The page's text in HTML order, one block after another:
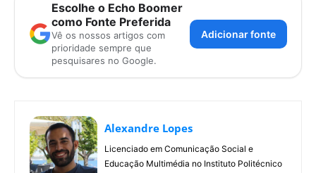
Escolhe o Echo Boomer
como Fonte Preferida
Vê os nossos artigos com
prioridade sempre que
pesquisares no Google.
Adicionar fonte
Alexandre Lopes
Licenciado em Comunicação Social e
Educação Multimédia no Instituto Politécnico